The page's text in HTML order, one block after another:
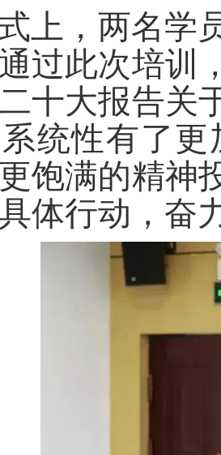
上，两名学
过此次培训
十大报告关
统性有了
饱满的精神
体行动，奋